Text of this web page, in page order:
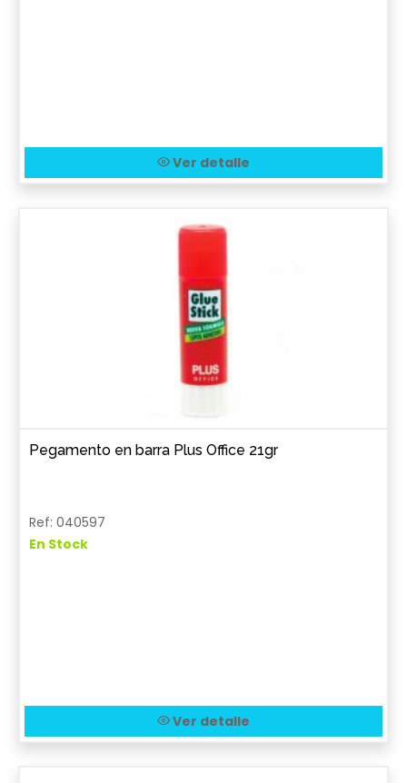
Ver detalle
Pegamento en barra Plus Office 21gr
Ref: 040597
En Stock
Ver detalle